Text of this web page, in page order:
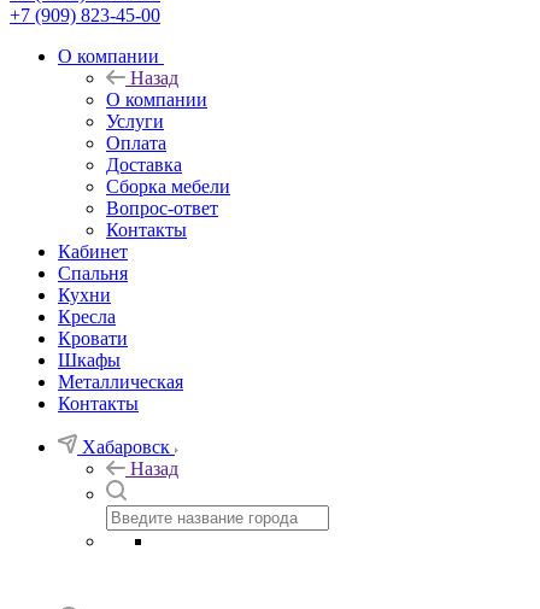
+7 (909) 823-45-00
О компании
Назад
О компании
Услуги
Оплата
Доставка
Сборка мебели
Вопрос-ответ
Контакты
Кабинет
Спальня
Кухни
Кресла
Кровати
Шкафы
Металлическая
Контакты
Хабаровск
Назад